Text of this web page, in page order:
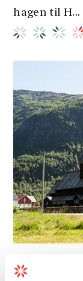
hagen til H...